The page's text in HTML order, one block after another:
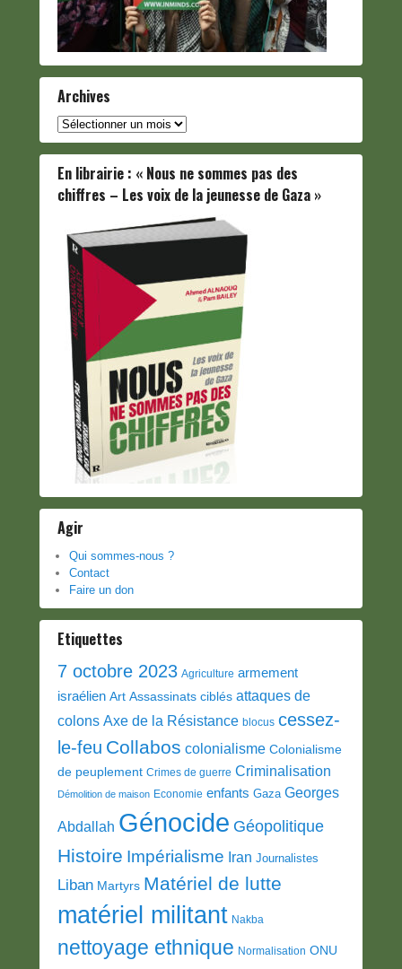
Archives
Archives
En librairie : « Nous ne sommes pas des
chiffres – Les voix de la jeunesse de Gaza »
Agir
Qui sommes-nous ?
Contact
Faire un don
Etiquettes
7 octobre 2023 Agriculture armement
israélien Art Assassinats ciblés attaques de
colons Axe de la Résistance blocus cessez-
le-feu Collabos colonialisme Colonialisme
de peuplement Crimes de guerre Criminalisation
Démolition de maison Economie enfants Gaza Georges
Abdallah Génocide Géopolitique
Histoire Impérialisme Iran Journalistes
Liban Martyrs Matériel de lutte
matériel militant Nakba
nettoyage ethnique Normalisation ONU